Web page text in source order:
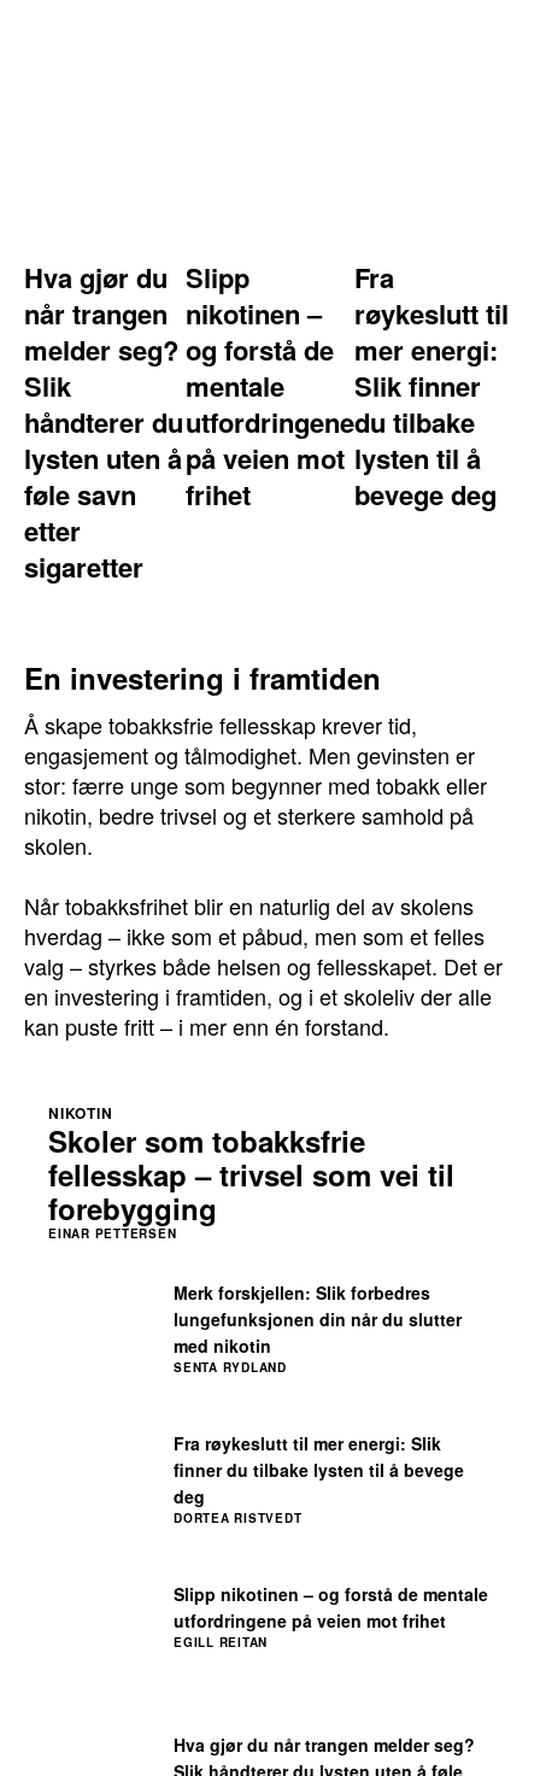
Hva gjør du
når trangen
melder seg?
Slik
håndterer du
lysten uten å
føle savn
etter
sigaretter
Slipp
nikotinen –
og forstå de
mentale
utfordringene
på veien mot
frihet
Fra
røykeslutt til
mer energi:
Slik finner
du tilbake
lysten til å
bevege deg
En investering i framtiden
Å skape tobakksfrie fellesskap krever tid,
engasjement og tålmodighet. Men gevinsten er
stor: færre unge som begynner med tobakk eller
nikotin, bedre trivsel og et sterkere samhold på
skolen.
Når tobakksfrihet blir en naturlig del av skolens
hverdag – ikke som et påbud, men som et felles
valg – styrkes både helsen og fellesskapet. Det er
en investering i framtiden, og i et skoleliv der alle
kan puste fritt – i mer enn én forstand.
Hva gjør du når trangen melder seg?
Slik håndterer du lysten uten å føle
Slipp nikotinen – og forstå de mentale
utfordringene på veien mot frihet
EGILL REITAN
Fra røykeslutt til mer energi: Slik
finner du tilbake lysten til å bevege
deg
DORTEA RISTVEDT
Merk forskjellen: Slik forbedres
lungefunksjonen din når du slutter
med nikotin
SENTA RYDLAND
Skoler som tobakksfrie
fellesskap – trivsel som vei til
forebygging
NIKOTIN
EINAR PETTERSEN